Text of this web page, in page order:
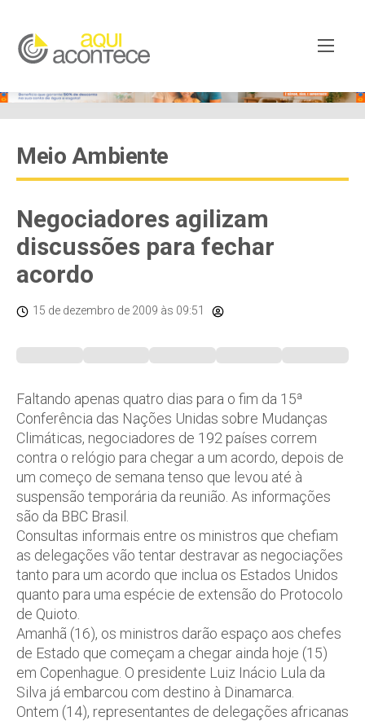
Meio Ambiente
Negociadores agilizam
discussões para fechar
acordo
15 de dezembro de 2009 às 09:51
Faltando apenas quatro dias para o fim da 15ª
Conferência das Nações Unidas sobre Mudanças
Climáticas, negociadores de 192 países correm
contra o relógio para chegar a um acordo, depois de
um começo de semana tenso que levou até à
suspensão temporária da reunião. As informações
são da BBC Brasil.
Consultas informais entre os ministros que chefiam
as delegações vão tentar destravar as negociações
tanto para um acordo que inclua os Estados Unidos
quanto para uma espécie de extensão do Protocolo
de Quioto.
Amanhã (16), os ministros darão espaço aos chefes
de Estado que começam a chegar ainda hoje (15)
em Copenhague. O presidente Luiz Inácio Lula da
Silva já embarcou com destino à Dinamarca.
Ontem (14), representantes de delegações africanas